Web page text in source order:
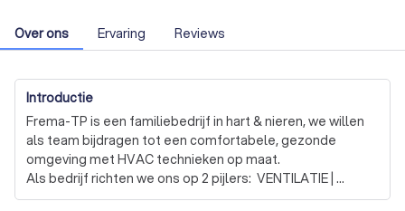
Over ons Ervaring Reviews
Introductie
Frema-TP is een familiebedrijf in hart & nieren, we willen
als team bijdragen tot een comfortabele, gezonde
omgeving met HVAC technieken op maat.
Als bedrijf richten we ons op 2 pijlers:  VENTILATIE |
WARMTEPOMPEN